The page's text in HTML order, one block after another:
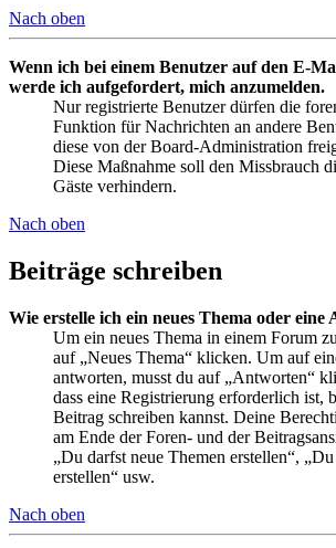
Nach oben
Wenn ich bei einem Benutzer auf den E-
werde ich aufgefordert, mich anzumelden.
Nur registrierte Benutzer dürfen die
Funktion für Nachrichten an andere
diese von der Board-Administration
Diese Maßnahme soll den Missbrauch
Gäste verhindern.
Nach oben
Beiträge schreiben
Wie erstelle ich ein neues Thema oder eine
Um ein neues Thema in einem Forum
auf „Neues Thema“ klicken. Um auf
antworten, musst du auf „Antworten“
dass eine Registrierung erforderlich ist,
Beitrag schreiben kannst. Deine
am Ende der Foren- und der
„Du darfst neue Themen erstellen“,
erstellen“ usw.
Nach oben